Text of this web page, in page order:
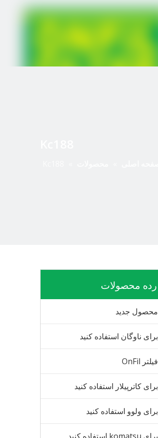
رده محصولات
محصول جدید
برای ناوگان استفاده کنید
فیلتر OnFil
برای کاترپیلار استفاده کنید
برای ولوو استفاده کنید